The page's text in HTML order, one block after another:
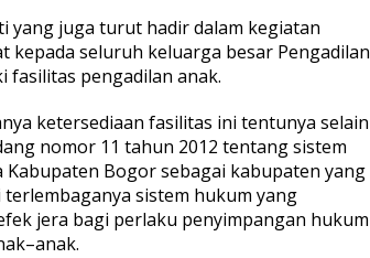
yang juga turut hadir dalam kegiatan
kepada seluruh keluarga besar Pengadilan
fasilitas pengadilan anak.
ketersediaan fasilitas ini tentunya selain
nomor 11 tahun 2012 tentang sistem
Bogor sebagai kabupaten yang
sistem hukum yang
jera bagi perlaku penyimpangan hukum